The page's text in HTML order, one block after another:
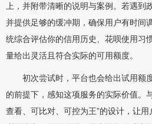
上，并附带清晰的说明与案例。若遇到
并提供足够的缓冲期，确保用户有时间
统综合评估你的信用历史、花呗使用习
量给出灵活且符合实际的可用额度。
初次尝试时，平台也会给出试用额
的前提下，感知这项服务的实际价值。
查看、可比对、可控为王”的设计，让